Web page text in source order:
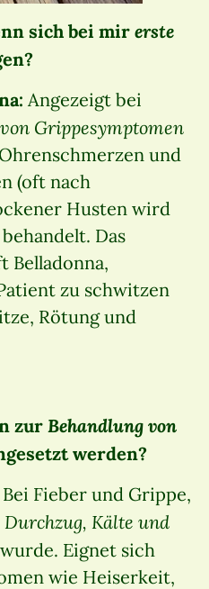
sich bei mir erste
Angezeigt bei
Grippesymptomen
und
(oft nach
Husten wird
Das
Belladonna,
zu schwitzen
Rötung und
zur Behandlung von
werden?
Bei Fieber und Grippe,
Kälte und
Eignet sich
wie Heiserkeit,